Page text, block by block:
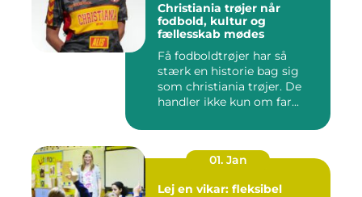
Christiania trøjer når
fodbold, kultur og
fællesskab mødes
Få fodboldtrøjer har så
stærk en historie bag sig
som christiania trøjer. De
handler ikke kun om far...
01. Jan
Lej en vikar: fleksibel